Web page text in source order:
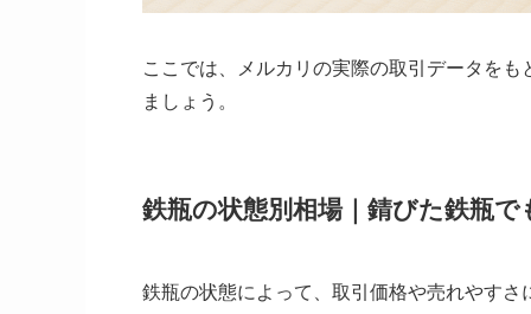
ここでは、メルカリの実際の取引データを
ましょう。
鉄瓶の状態別相場｜錆びた鉄瓶で
鉄瓶の状態によって、取引価格や売れやす